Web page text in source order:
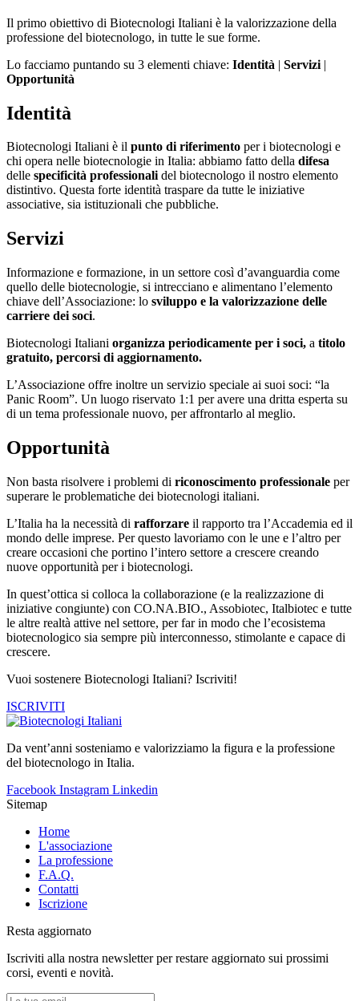
Il primo obiettivo di Biotecnologi Italiani è la valorizzazione della
professione del biotecnologo, in tutte le sue forme.
Lo facciamo puntando su 3 elementi chiave: Identità | Servizi |
Opportunità
Identità
Biotecnologi Italiani è il punto di riferimento per i biotecnologi e
chi opera nelle biotecnologie in Italia: abbiamo fatto della difesa
delle specificità professionalidel biotecnologo il nostro elemento
distintivo. Questa forte identità traspare da tutte le iniziative
associative, sia istituzionali che pubbliche.
Servizi
Informazione e formazione, in un settore così d’avanguardia come
quello delle biotecnologie, si intrecciano e alimentano l’elemento
chiave dell’Associazione: lo sviluppo e la valorizzazione delle
carriere dei soci.
Biotecnologi Italiani organizza periodicamente per i soci, a titolo
gratuito, percorsi di aggiornamento.
L’Associazione offre inoltre un servizio speciale ai suoi soci: “la
Panic Room”. Un luogo riservato 1:1 per avere una dritta esperta su
di un tema professionale nuovo, per affrontarlo al meglio.
Opportunità
Non basta risolvere i problemi di riconoscimento professionale per
superare le problematiche dei biotecnologi italiani.
L’Italia ha la necessità di rafforzare il rapporto tra l’Accademia ed il
mondo delle imprese. Per questo lavoriamo con le une e l’altro per
creare occasioni che portino l’intero settore a crescere creando
nuove opportunità per i biotecnologi.
In quest’ottica si colloca la collaborazione (e la realizzazione di
iniziative congiunte) con CO.NA.BIO., Assobiotec, Italbiotec e tutte
le altre realtà attive nel settore, per far in modo che l’ecosistema
biotecnologico sia sempre più interconnesso, stimolante e capace di
crescere.
Vuoi sostenere Biotecnologi Italiani? Iscriviti!
ISCRIVITI
Da vent’anni sosteniamo e valorizziamo la figura e la professione
del biotecnologo in Italia.
Facebook Instagram Linkedin
Sitemap
Home
L'associazione
La professione
F.A.Q.
Contatti
Iscrizione
Resta aggiornato
Iscriviti alla nostra newsletter per restare aggiornato sui prossimi
corsi, eventi e novità.